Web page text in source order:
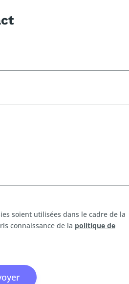
soient utilisées dans le cadre de la
connaissance de la politique de